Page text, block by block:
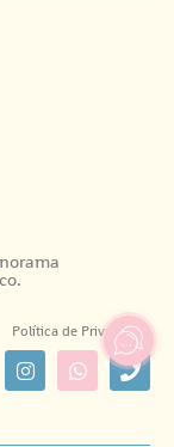
Política de Privacidad.